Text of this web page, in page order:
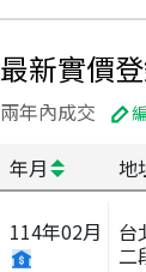
最新實價
兩年內成交
年月 地
114年02月
台
二